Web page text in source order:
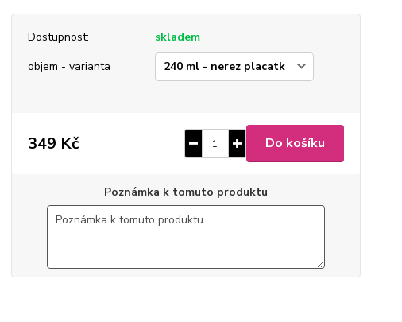
Dostupnost:
skladem
objem - varianta
349 Kč Do košíku
Poznámka k tomuto produktu